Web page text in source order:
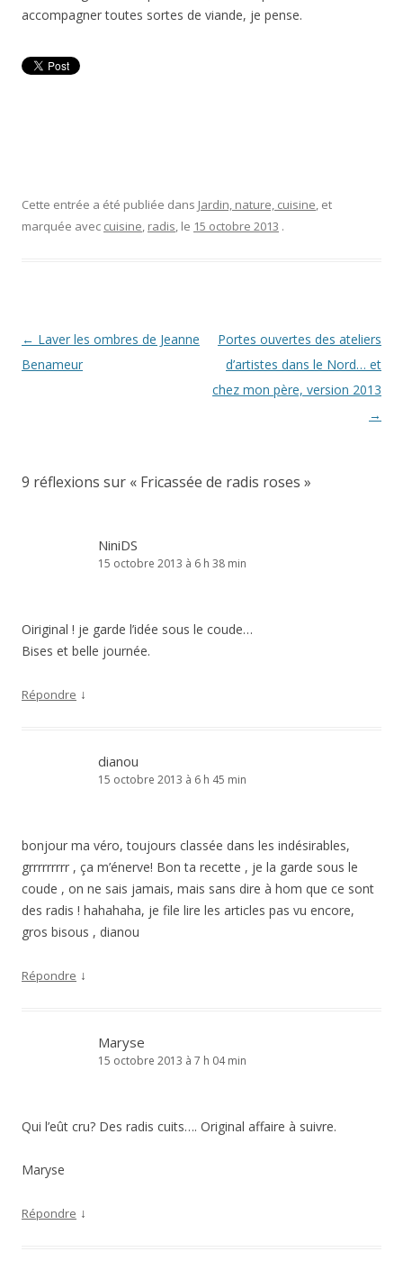
accompagner toutes sortes de viande, je pense.
Cette entrée a été publiée dans Jardin, nature, cuisine, et
marquée avec cuisine, radis, le 15 octobre 2013 .
Navigation
des
← Laver les ombres de Jeanne
Benameur
Portes ouvertes des ateliers
d’artistes dans le Nord… et
chez mon père, version 2013
→
9 réflexions sur « Fricassée de radis roses »
NiniDS
15 octobre 2013 à 6 h 38 min
Oiriginal ! je garde l’idée sous le coude…
Bises et belle journée.
Répondre ↓
dianou
15 octobre 2013 à 6 h 45 min
bonjour ma véro, toujours classée dans les indésirables,
grrrrrrrrr , ça m’énerve! Bon ta recette , je la garde sous le
coude , on ne sais jamais, mais sans dire à hom que ce sont
des radis ! hahahaha, je file lire les articles pas vu encore,
gros bisous , dianou
Répondre ↓
Maryse
15 octobre 2013 à 7 h 04 min
Qui l’eût cru? Des radis cuits…. Original affaire à suivre.
Maryse
Répondre ↓